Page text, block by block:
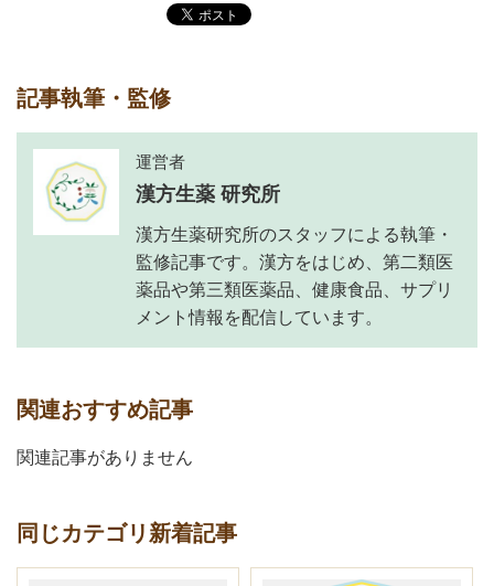
記事執筆・監修
運営者
漢方生薬 研究所
漢方生薬研究所のスタッフによる執筆・
監修記事です。漢方をはじめ、第二類医
薬品や第三類医薬品、健康食品、サプリ
メント情報を配信しています。
関連おすすめ記事
関連記事がありません
同じカテゴリ新着記事